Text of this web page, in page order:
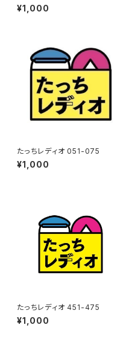
¥1,000
たっちレディオ 051-075
¥1,000
たっちレディオ 451-475
¥1,000